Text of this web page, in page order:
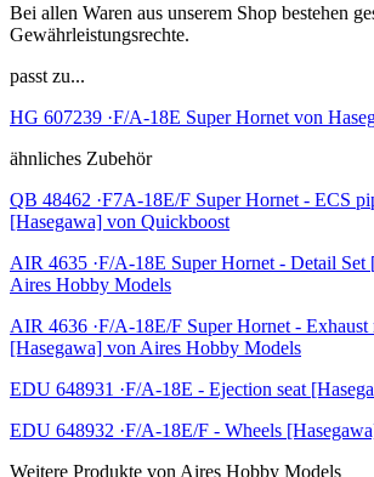
Bei allen Waren aus unserem Shop bestehen
Gewährleistungsrechte.
passt zu...
HG 607239 ·F/A-18E Super Hornet von
ähnliches Zubehör
QB 48462 ·F7A-18E/F Super Hornet - ECS
[Hasegawa] von Quickboost
AIR 4635 ·F/A-18E Super Hornet - Detail Set
Aires Hobby Models
AIR 4636 ·F/A-18E/F Super Hornet - Exhaust
[Hasegawa] von Aires Hobby Models
EDU 648931 ·F/A-18E - Ejection seat
EDU 648932 ·F/A-18E/F - Wheels
Weitere Produkte von Aires Hobby Models